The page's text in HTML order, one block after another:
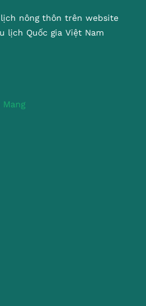
nông thôn trên website
lịch Quốc gia Việt Nam